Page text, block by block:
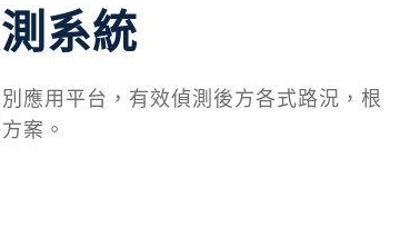
系統
應用平台，有效偵測後方各式路況，根
案。